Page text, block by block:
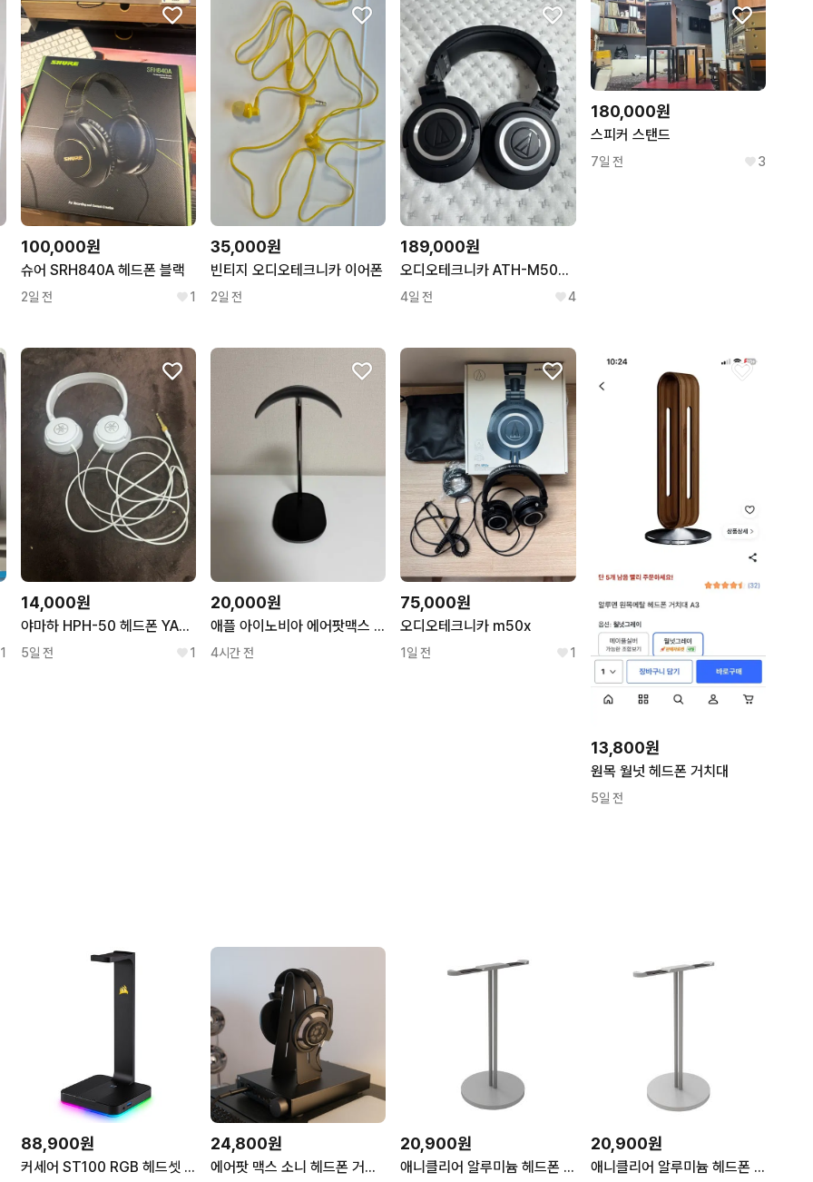
무리한 네고를 하지 않아요. 1
꼭 필요한 문의만 해요. 1
100,000원
슈어 SRH840A 헤드폰 블랙
2일 전 1
35,000원
빈티지 오디오테크니카 이어폰
2일 전
189,000원
오디오테크니카 ATH-M50xBT2 무선 블루투스 모니터링 헤드폰
4일 전 4
180,000원
스피커 스탠드
7일 전 3
1
14,000원
야마하 HPH-50 헤드폰 YAMAHA HPH50 피아노 헤드폰 판매
5일 전 1
20,000원
애플 아이노비아 에어팟맥스 스탠드 거치대
4시간 전
75,000원
오디오테크니카 m50x
1일 전 1
13,800원
원목 월넛 헤드폰 거치대
5일 전
88,900원
커세어 ST100 RGB 헤드셋 거치대 7.1채널 서라운드 지원 스탠드형
24,800원
에어팟 맥스 소니 헤드폰 거치대 알루미늄
20,900원
애니클리어 알루미늄 헤드폰 거치대 티타늄 CR-2plus 1개
20,900원
애니클리어 알루미늄 헤드폰 거치대 실버 CR-2plus 1개